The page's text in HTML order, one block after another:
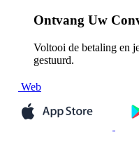
Ontvang Uw
Voltooi de betaling en
gestuurd.
Web